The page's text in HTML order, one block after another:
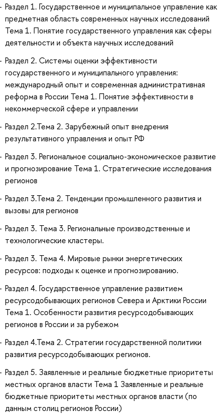
Раздел 1. Государственное и муниципальное управление как
предметная область современных научных исследований
Тема 1. Понятие государственного управления как сферы
деятельности и объекта научных исследований
Раздел 2. Системы оценки эффективности
государственного и муниципального управления:
международный опыт и современная административная
реформа в России Тема 1. Понятие эффективности в
некоммерческой сфере и управлении
Раздел 2.Тема 2. Зарубежный опыт внедрения
результативного управления и опыт РФ
Раздел 3. Региональное социально-экономическое развитие
и прогнозирование Тема 1. Стратегические исследования
регионов
Раздел 3.Тема 2. Тенденции промышленного развития и
вызовы для регионов
Раздел 3. Тема 3. Региональные производственные и
технологические кластеры.
Раздел 3. Тема 4. Мировые рынки энергетических
ресурсов: подходы к оценке и прогнозированию.
Раздел 4. Государственное управление развитием
ресурсодобывающих регионов Севера и Арктики России
Тема 1. Особенности развития ресурсодобывающих
регионов в России и за рубежом
Раздел 4.Тема 2. Стратегии государственной политики
развития ресурсодобывающих регионов.
Раздел 5. Заявленные и реальные бюджетные приоритеты
местных органов власти Тема 1 Заявленные и реальные
бюджетные приоритеты местных органов власти (по
данным столиц регионов России)